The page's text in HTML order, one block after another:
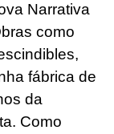
Narrativa
como
fábrica de
da
Como